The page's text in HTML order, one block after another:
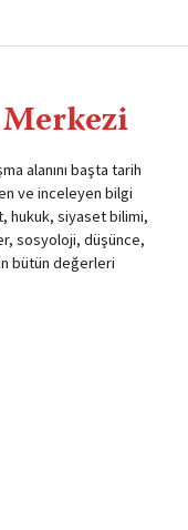
alanını başta tarih
ve inceleyen bilgi
hukuk, siyaset bilimi,
sosyoloji, düşünce,
bütün değerleri